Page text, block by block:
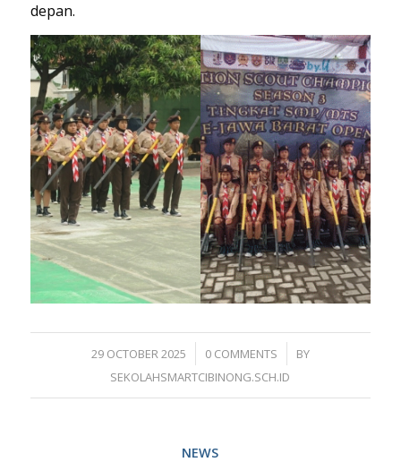
depan.
29 OCTOBER 2025
/ 0 COMMENTS
/
BY
SEKOLAHSMARTCIBINONG.SCH.ID
NEWS